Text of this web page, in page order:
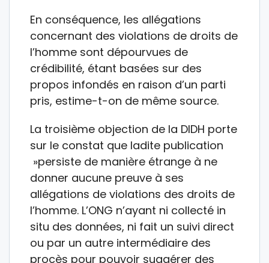
En conséquence, les allégations
concernant des violations de droits de
l’homme sont dépourvues de
crédibilité, étant basées sur des
propos infondés en raison d’un parti
pris, estime-t-on de même source.
La troisième objection de la DIDH porte
sur le constat que ladite publication
»persiste de manière étrange à ne
donner aucune preuve à ses
allégations de violations des droits de
l’homme. L’ONG n’ayant ni collecté in
situ des données, ni fait un suivi direct
ou par un autre intermédiaire des
procès pour pouvoir suggérer des